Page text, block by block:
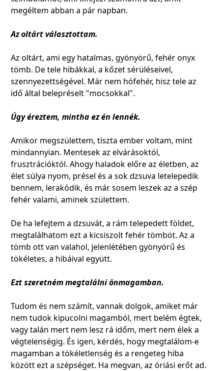
megéltem abban a pár napban.
Az oltárt választottam.
Az oltárt, ami egy hatalmas, gyönyörű, fehér onyx
tömb. De tele hibákkal, a kőzet sérüléseivel,
szennyezettségével. Már nem hófehér, hisz tele az
idő által belepréselt "mocsokkal".
Úgy éreztem, mintha ez én lennék.
Amikor megszülettem, tiszta ember voltam, mint
mindannyian. Mentesek az elvárásoktól,
frusztrációktól. Ahogy haladok előre az életben, az
élet súlya nyom, présel és a sok dzsuva letelepedik
bennem, lerakódik, és már sosem leszek az a szép
fehér valami, aminek születtem.
De ha lefejtem a dzsuvát, a rám telepedett földet,
megtalálhatom ezt a kicsiszolt fehér tömböt. Az a
tömb ott van valahol, jelenlétében gyönyörű és
tökéletes, a hibáival együtt.
Ezt szeretném megtalálni önmagamban.
Tudom és nem számít, vannak dolgok, amiket már
nem tudok kipucolni magamból, mert belém égtek,
vagy talán mert nem lesz rá időm, mert nem élek a
végtelenségig. És igen, kérdés, hogy megtalálom-e
magamban a tökéletlenség és a rengeteg hiba
között ezt a szépséget. Ha megvan, az óriási erőt ad.